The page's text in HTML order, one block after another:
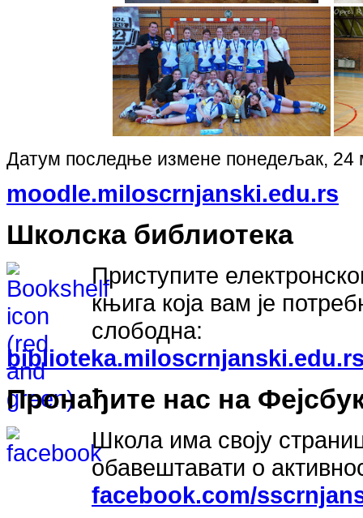
Датум последње измене понедељак, 24
moodle.miloscrnjanski.edu.rs
Школска библиотека
Приступите
књига која вам је
слободна:
Пронађите нас на
Школа има своју
обавештавати о
facebook.com/